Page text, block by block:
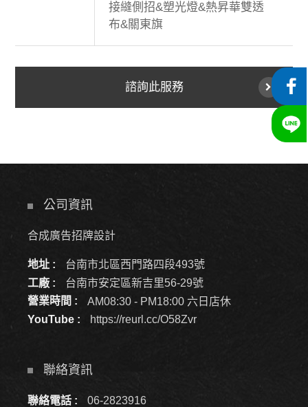
接縫側招&塑光燈&熱昇華雙透
布&關東旗
諮詢此服務
公司資訊
合成廣告招牌設計
地址 :
台南市北區西門路四段493號
工廠 :
台南市安定區新吉里56-29號
營業時間 :
AM08:30 - PM18:00 六日店休
YouTube :
https://reurl.cc/O58Zvr
聯絡資訊
聯絡電話 : 06-2823916